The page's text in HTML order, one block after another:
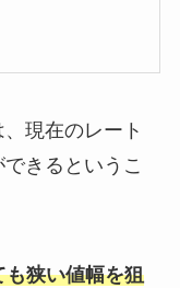
現在のレート
きるというこ
狭い値幅を狙